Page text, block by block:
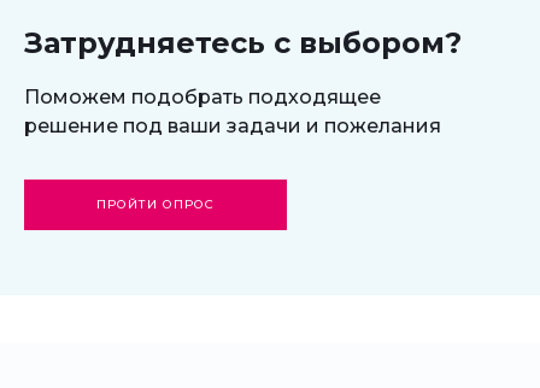
Затрудняетесь с выбором?
Поможем подобрать подходящее
решение под ваши задачи и пожелания
ПРОЙТИ ОПРОС